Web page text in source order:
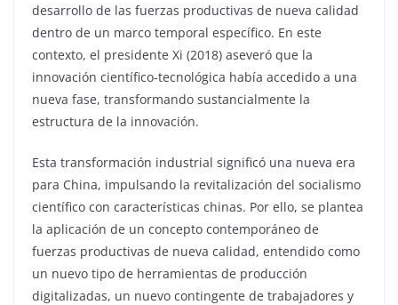
desarrollo de las fuerzas productivas de nueva calidad
dentro de un marco temporal específico. En este
contexto, el presidente Xi (2018) aseveró que la
innovación científico-tecnológica había accedido a una
nueva fase, transformando sustancialmente la
estructura de la innovación.
Esta transformación industrial significó una nueva era
para China, impulsando la revitalización del socialismo
científico con características chinas. Por ello, se plantea
la aplicación de un concepto contemporáneo de
fuerzas productivas de nueva calidad, entendido como
un nuevo tipo de herramientas de producción
digitalizadas, un nuevo contingente de trabajadores y